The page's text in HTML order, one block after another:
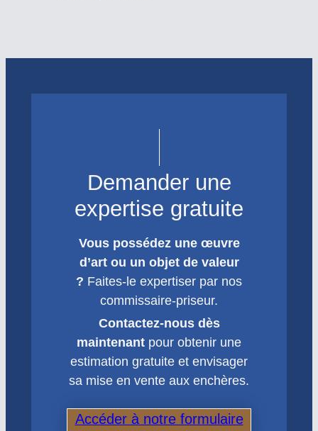
Demander une
expertise gratuite
Vous possédez une œuvre
d’art ou un objet de valeur
? Faites-le expertiser par nos
commissaire-priseur.
Contactez-nous dès
maintenant pour obtenir une
estimation gratuite et envisager
sa mise en vente aux enchères.
Accéder à notre formulaire